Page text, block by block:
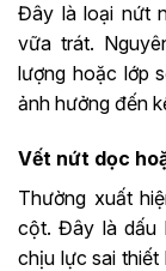
Đây là loại nứt
vữa trát.
lượng hoặc lớp
ảnh hưởng đến
Vết nứt dọc
Thường xuất
cột. Đây là dấu
chịu lực sai thiết